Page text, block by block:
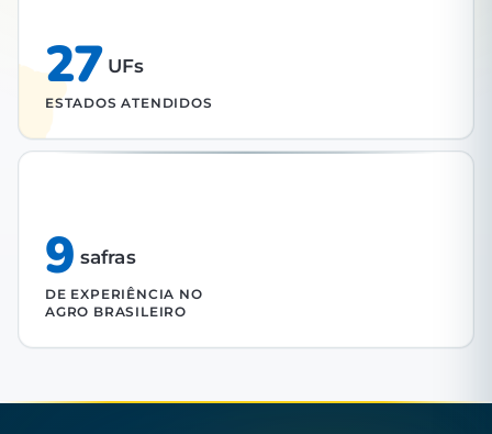
27 UFs
ESTADOS ATENDIDOS
9 safras
DE EXPERIÊNCIA NO
AGRO BRASILEIRO